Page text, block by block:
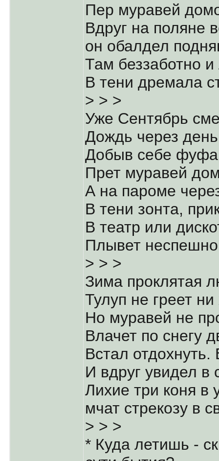
Пер муравей
Вдруг на поляне
он обалдел
Там беззаботно
В тени дремала
> > >
Уже Сентябрь
Дождь через
Добыв себе
Прет муравей
А на пароме
В тени зонта,
В театр или
Плывет неспешно
> > >
Зима проклятая
Тулуп не греет
Но муравей не
Влачет по снегу
Встал отдохнуть.
И вдруг увидел в
Лихие три коня в
мчат стрекозу в
> > >
* Куда летишь -